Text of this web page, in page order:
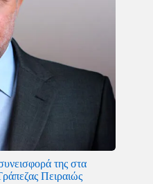
της στα
Πειραιώς